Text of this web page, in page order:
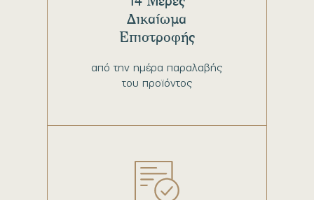
από την ημέρα παραλαβής
του προϊόντος
Δικαίωμα
Επιστροφής